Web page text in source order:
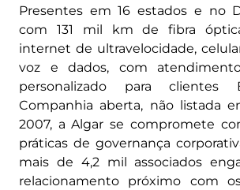
Presentes em 16 estados e no
com 131 mil km de fibra
internet de ultravelocidade,
voz e dados, com
personalizado para
Companhia aberta, não listada
2007, a Algar se compromete
práticas de governança
mais de 4,2 mil associados
relacionamento próximo com